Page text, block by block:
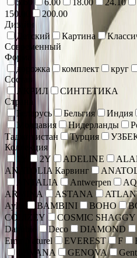
150.00
200.00
Дизайн
Детский
Картина
Современный
Форма
дорожка
комплект круг
Состав
АКРИЛ
СИНТЕТИКА
Страна
Беларусь
Бельгия Индия
Молдавия
Нидерланды
Таджикистан
Турция
Коллекция
2Y ADELINE
ANATOLIA Карвинг
ANTALIA
Antwerpen
ARMINA
ASTANA
Aylin
BAMBINI BOHO
COLIZEY
COSMIC SHAGGY
Danubio
Deco DIAMOND
Emir Naturel
EVEREST F
GAVANA
GENOVA Gent